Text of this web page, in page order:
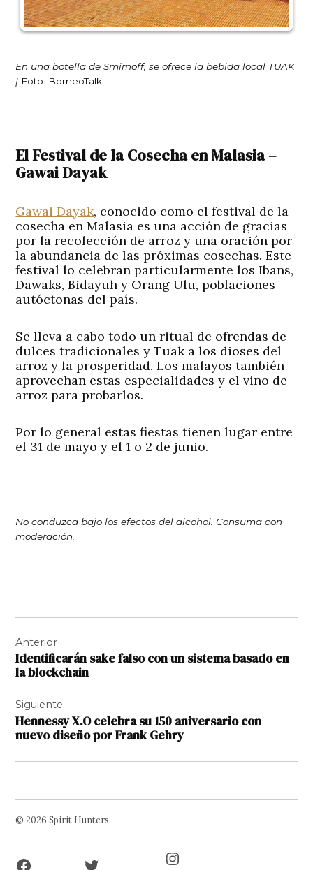
En una botella de Smirnoff, se ofrece la bebida local TUAK
| Foto: BorneoTalk
El Festival de la Cosecha en Malasia –
Gawai Dayak
Gawai Dayak, conocido como el festival de la
cosecha en Malasia es una acción de gracias
por la recolección de arroz y una oración por
la abundancia de las próximas cosechas. Este
festival lo celebran particularmente los Ibans,
Dawaks, Bidayuh y Orang Ulu, poblaciones
autóctonas del país.
Se lleva a cabo todo un ritual de ofrendas de
dulces tradicionales y Tuak a los dioses del
arroz y la prosperidad. Los malayos también
aprovechan estas especialidades y el vino de
arroz para probarlos.
Por lo general estas fiestas tienen lugar entre
el 31 de mayo y el 1 o 2 de junio.
No conduzca bajo los efectos del alcohol. Consuma con
moderación.
de
entradas
Anterior
Identificarán sake falso con un sistema basado en
la blockchain
Siguiente
Hennessy X.O celebra su 150 aniversario con
nuevo diseño por Frank Gehry
© 2026 Spirit Hunters.